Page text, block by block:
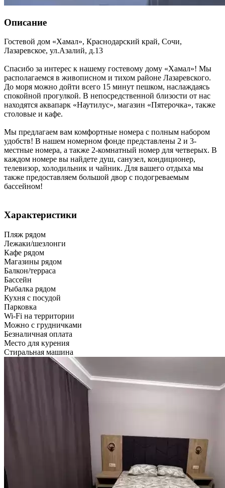
Описание
Гостевой дом «Хамал», Краснодарский край, Сочи,
Лазаревское, ул.Азалий, д.13
Спасибо за интерес к нашему гостевому дому «Хамал»! Мы
располагаемся в живописном и тихом районе Лазаревского.
До моря можно дойти всего 15 минут пешком, наслаждаясь
спокойной прогулкой. В непосредственной близости от нас
находятся аквапарк «Наутилус», магазин «Пятерочка», также
столовые и кафе.
Мы предлагаем вам комфортные номера с полным набором
удобств! В нашем номерном фонде представлены 2 и 3-
местные номера, а также 2-комнатный номер для четверых. В
каждом номере вы найдете душ, санузел, кондиционер,
телевизор, холодильник и чайник. Для вашего отдыха мы
также предоставляем большой двор с подогреваемым
бассейном!
Характеристики
Пляж рядом
Лежаки/шезлонги
Кафе рядом
Магазины рядом
Балкон/терраса
Бассейн
Рыбалка рядом
Кухня с посудой
Парковка
Wi-Fi на территории
Можно с грудничками
Безналичная оплата
Место для курения
Стиральная машина